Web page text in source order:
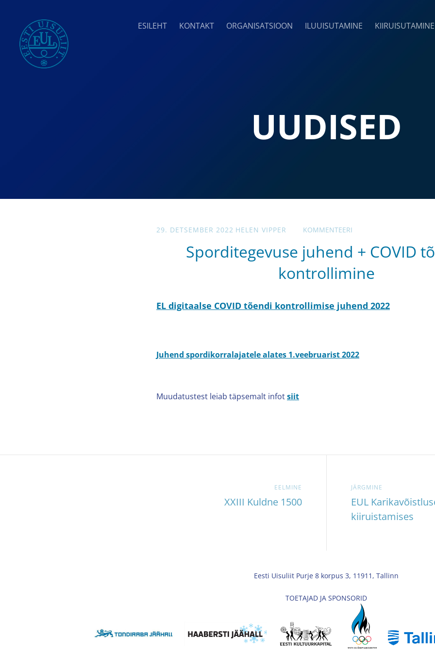
ESILEHT KONTAKT ORGANISATSIOON ILUUISUTAMINE KIIRUISUTAMINE
UUDISED
29. DETSEMBER 2022 HELEN VIPPER KOMMENTEERI
Sporditegevuse juhend + COVID
kontrollimine
EL digitaalse COVID tõendi kontrollimise juhend 2022
Juhend spordikorralajatele alates 1.veebruarist 2022
Muudatustest leiab täpsemalt infotsiit
EELMINE
XXIII Kuldne 1500
JÄRGMINE
EUL
kiiruistamises
Eesti Uisuliit Purje 8 korpus 3, 11911, Tallinn
TOETAJAD JA SPONSORID